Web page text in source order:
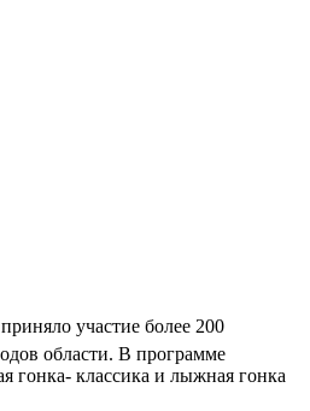
участие более 200
области. В программе
гонка- классика и лыжная гонка